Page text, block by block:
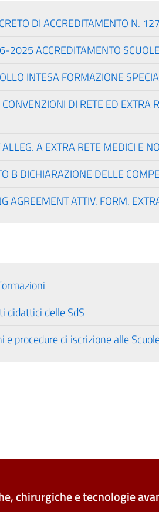
DI ACCREDITAMENTO N.
2025 ACCREDITAMENTO
INTESA FORMAZIONE
DI RETE ED EXTRA
A EXTRA RETE MEDICI E
B DICHIARAZIONE DELLE
AGREEMENT ATTIV. FORM.
didattici delle SdS
e procedure di iscrizione alle
chirurgiche e tecnologie